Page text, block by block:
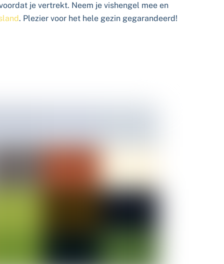
je vertrekt. Neem je vishengel mee en
. Plezier voor het hele gezin gegarandeerd!